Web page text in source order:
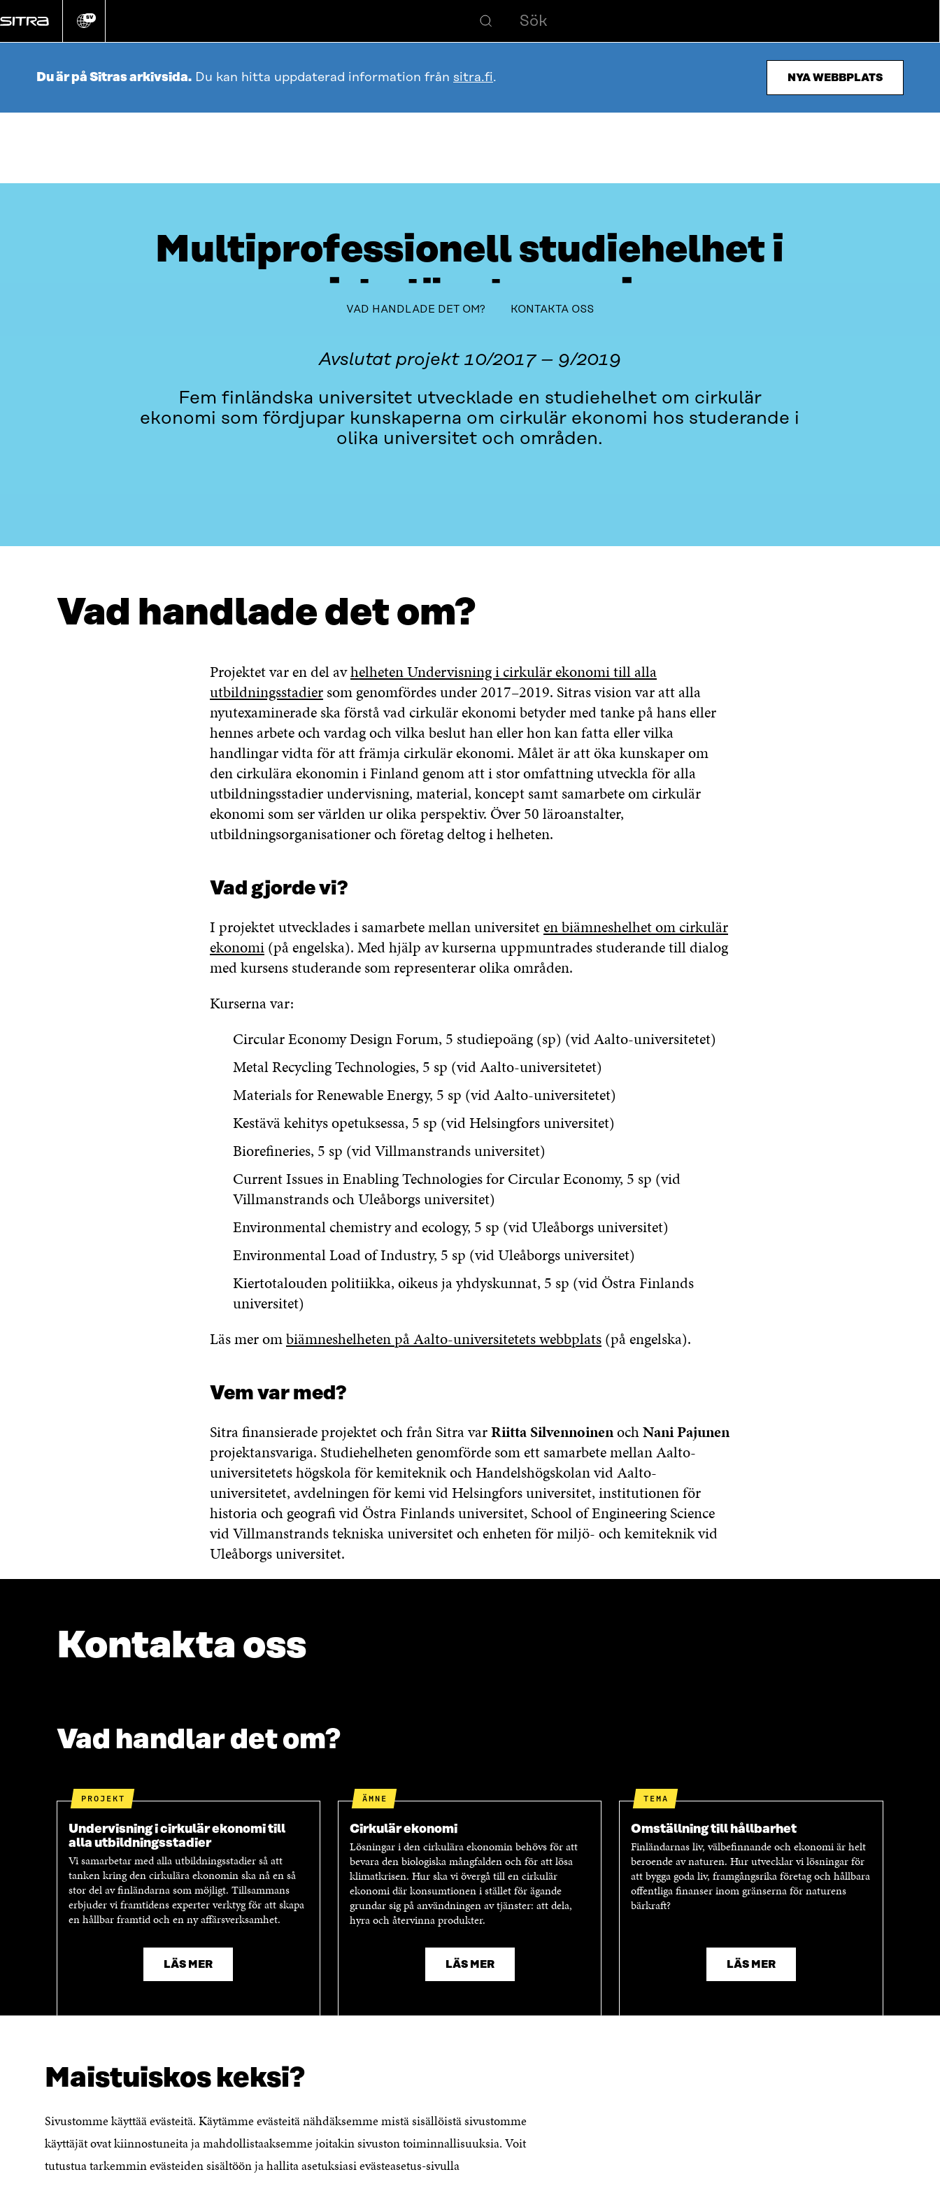
Maistuiskos keksi?
Sivustomme käyttää evästeitä. Käytämme evästeitä nähdäksemme mistä sisällöistä sivustomme
käyttäjät ovat kiinnostuneita ja mahdollistaaksemme joitakin sivuston toiminnallisuuksia. Voit
tutustua tarkemmin evästeiden sisältöön ja hallita asetuksiasi evästeasetus-sivulla
direkt
Ändra
språk
SV
Du är på Sitras arkivsida. Du kan hitta uppdaterad information från sitra.fi. NYA WEBBPLATS
Multiprofessionell studiehelhet i
cirkulär ekonomi
Avslutat projekt 10/2017 – 9/2019
Fem finländska universitet utvecklade en studiehelhet om cirkulär
ekonomi som fördjupar kunskaperna om cirkulär ekonomi hos studerande i
olika universitet och områden.
Innehållsförteckning
VAD HANDLADE DET OM? KONTAKTA OSS
Vad handlade det om?
Projektet var en del avhelheten Undervisning i cirkulär ekonomi till alla
utbildningsstadiersom genomfördes under 2017–2019. Sitras vision var att alla
nyutexaminerade ska förstå vad cirkulär ekonomi betyder med tanke på hans eller
hennes arbete och vardag och vilka beslut han eller hon kan fatta eller vilka
handlingar vidta för att främja cirkulär ekonomi. Målet är att öka kunskaper om
den cirkulära ekonomin i Finland genom att i stor omfattning utveckla för alla
utbildningsstadier undervisning, material, koncept samt samarbete om cirkulär
ekonomi som ser världen ur olika perspektiv. Över 50 läroanstalter,
utbildningsorganisationer och företag deltog i helheten.
Vad gjorde vi?
I projektet utvecklades i samarbete mellan universiteten biämneshelhet om cirkulär
ekonomi(på engelska). Med hjälp av kurserna uppmuntrades studerande till dialog
med kursens studerande som representerar olika områden.
Kurserna var:
Circular Economy Design Forum, 5 studiepoäng (sp) (vid Aalto-universitetet)
Metal Recycling Technologies, 5 sp (vid Aalto-universitetet)
Materials for Renewable Energy, 5 sp (vid Aalto-universitetet)
Kestävä kehitys opetuksessa, 5 sp (vid Helsingfors universitet)
Biorefineries, 5 sp (vid Villmanstrands universitet)
Current Issues in Enabling Technologies for Circular Economy, 5 sp (vid
Villmanstrands och Uleåborgs universitet)
Environmental chemistry and ecology, 5 sp (vid Uleåborgs universitet)
Environmental Load of Industry, 5 sp (vid Uleåborgs universitet)
Kiertotalouden politiikka, oikeus ja yhdyskunnat, 5 sp (vid Östra Finlands
universitet)
Läs mer ombiämneshelheten på Aalto-universitetets webbplats(på engelska).
Vem var med?
Sitra finansierade projektet och från Sitra varRiitta SilvennoinenochNani Pajunen
projektansvariga. Studiehelheten genomförde som ett samarbete mellan Aalto-
universitetets högskola för kemiteknik och Handelshögskolan vid Aalto-
universitetet, avdelningen för kemi vid Helsingfors universitet, institutionen för
historia och geografi vid Östra Finlands universitet, School of Engineering Science
vid Villmanstrands tekniska universitet och enheten för miljö- och kemiteknik vid
Uleåborgs universitet.
Kontakta oss
Vad handlar det om?
PROJEKT
Undervisning i cirkulär ekonomi till
alla utbildningsstadier
Vi samarbetar med alla utbildningsstadier så att
tanken kring den cirkulära ekonomin ska nå en så
stor del av finländarna som möjligt. Tillsammans
erbjuder vi framtidens experter verktyg för att skapa
en hållbar framtid och en ny affärsverksamhet.
LÄS MER
ÄMNE
Cirkulär ekonomi
Lösningar i den cirkulära ekonomin behövs för att
bevara den biologiska mångfalden och för att lösa
klimatkrisen. Hur ska vi övergå till en cirkulär
ekonomi där konsumtionen i stället för ägande
grundar sig på användningen av tjänster: att dela,
hyra och återvinna produkter.
LÄS MER
TEMA
Omställning till hållbarhet
Finländarnas liv, välbefinnande och ekonomi är helt
beroende av naturen. Hur utvecklar vi lösningar för
att bygga goda liv, framgångsrika företag och hållbara
offentliga finanser inom gränserna för naturens
bärkraft?
LÄS MER
Dataskydd
Jubileumsfonden för Finlands